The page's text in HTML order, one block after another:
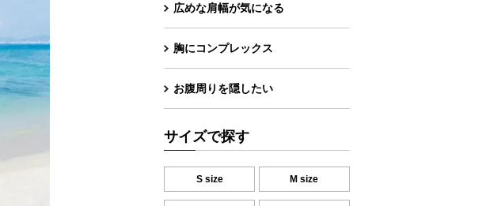
広めな肩幅が気になる
胸にコンプレックス
お腹周りを隠したい
サイズで探す
S size M size